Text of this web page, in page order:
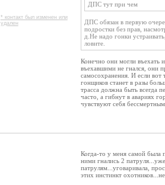
* контакт был изменен или
удален
ДПС тут при чем
ДПС обязан в первую
подростки без прав,
д.Не надо гонки
ловите.
Конечно они могли въехать
въехавшими не гнался, они
самосохранения. И если
гонщиков станет в разы
трасса должна быть всегда
часто, а гибнут в авариях
чувствуют себя
Когда-то у меня самой была
ними гнались 2
патрулям...уговаривала,
этих инстинкт